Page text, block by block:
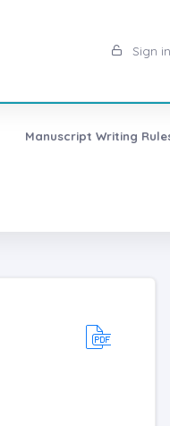
Sign in
Manuscript Writing